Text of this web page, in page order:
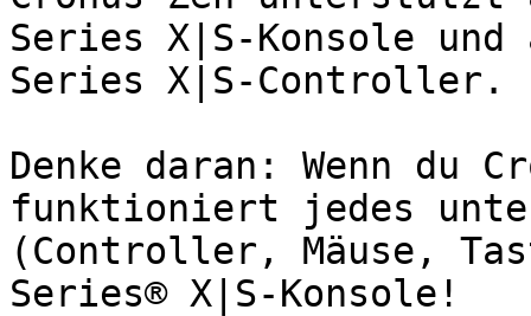
Series X|S-Konsole
Series X|S-Controller.
Denke daran: Wenn du
funktioniert jedes
(Controller, Mäuse,
Series® X|S-Konsole!